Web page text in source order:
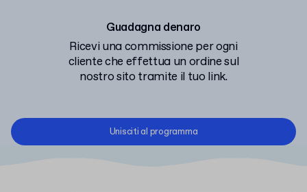
Guadagna denaro
Ricevi una commissione per ogni
cliente che effettua un ordine sul
nostro sito tramite il tuo link.
Unisciti al programma